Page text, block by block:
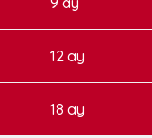
12 ay
18 ay